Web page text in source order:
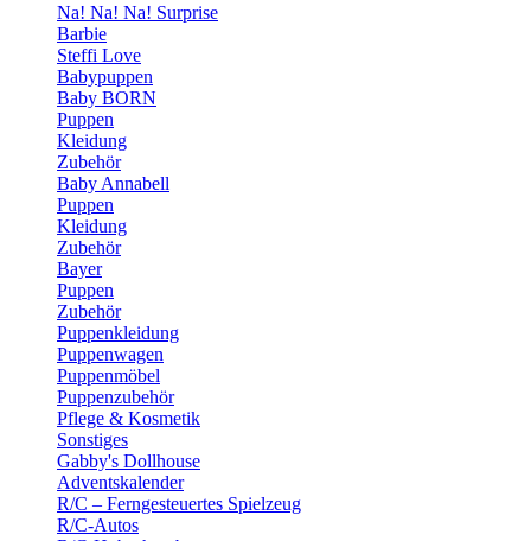
Na! Na! Na! Surprise
Barbie
Steffi Love
Babypuppen
Baby BORN
Puppen
Kleidung
Zubehör
Baby Annabell
Puppen
Kleidung
Zubehör
Bayer
Puppen
Zubehör
Puppenkleidung
Puppenwagen
Puppenmöbel
Puppenzubehör
Pflege & Kosmetik
Sonstiges
Gabby's Dollhouse
Adventskalender
R/C – Ferngesteuertes Spielzeug
R/C-Autos